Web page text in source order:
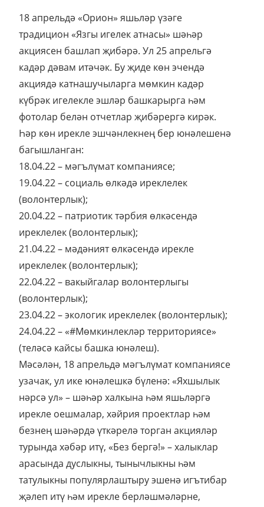
18 апрельдә «Орион» яшьләр үзәге
традицион «Язгы игелек атнасы» шәһәр
акциясен башлап җибәрә. Ул 25 апрельгә
кадәр дәвам итәчәк. Бу җиде көн эчендә
акциядә катнашучыларга мөмкин кадәр
күбрәк игелекле эшләр башкарырга һәм
фотолар белән отчетлар җибәрергә кирәк.
Һәр көн ирекле эшчәнлекнең бер юнәлешенә
багышланган:
18.04.22 – мәгълүмат компаниясе;
19.04.22 – социаль өлкәдә иреклелек
(волонтерлык);
20.04.22 – патриотик тәрбия өлкәсендә
иреклелек (волонтерлык);
21.04.22 – мәдәният өлкәсендә ирекле
иреклелек (волонтерлык);
22.04.22 – вакыйгалар волонтерлыгы
(волонтерлык);
23.04.22 – экологик иреклелек (волонтерлык);
24.04.22 – «#Мөмкинлекләр территориясе»
(теләсә кайсы башка юнәлеш).
Мәсәлән, 18 апрельдә мәгълүмат компаниясе
узачак, ул ике юнәлешкә бүленә: «Яхшылык
нәрсә ул» – шәһәр халкына һәм яшьләргә
ирекле оешмалар, хәйрия проектлар һәм
безнең шәһәрдә үткәрелә торган акцияләр
турында хәбәр итү, «Без бергә!» – халыклар
арасында дуслыкны, тынычлыкны һәм
татулыкны популярлаштыру эшенә игътибар
җәлеп итү һәм ирекле берләшмәләрне,